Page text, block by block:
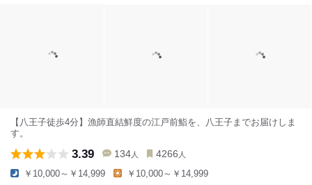
【八王子徒歩4分】漁師直結鮮度の江戸前鮨を、八王子までお届けしま
す。
3.39 134 人 4266 人
￥10,000～￥14,999 ￥10,000～￥14,999